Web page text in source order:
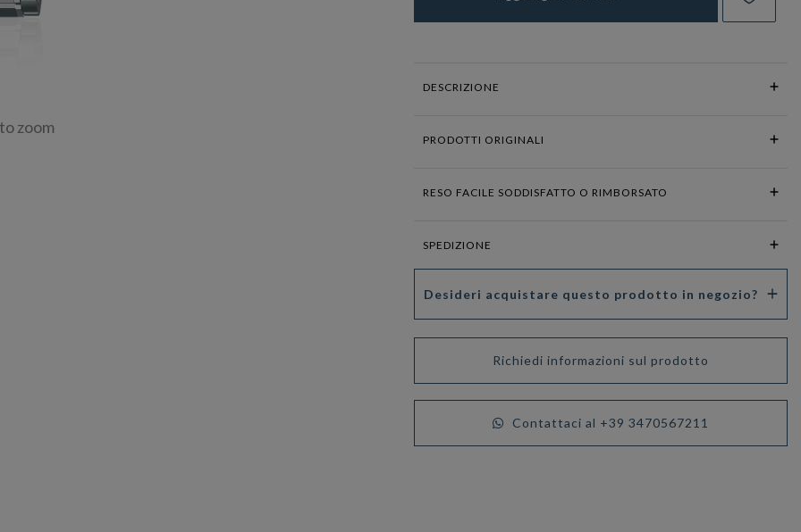
zoom
DESCRIZIONE
PRODOTTI ORIGINALI
RESO FACILE SODDISFATTO O RIMBORSATO
SPEDIZIONE
Desideri acquistare questo prodotto in negozio?
Richiedi informazioni sul prodotto
Contattaci al +39 3470567211